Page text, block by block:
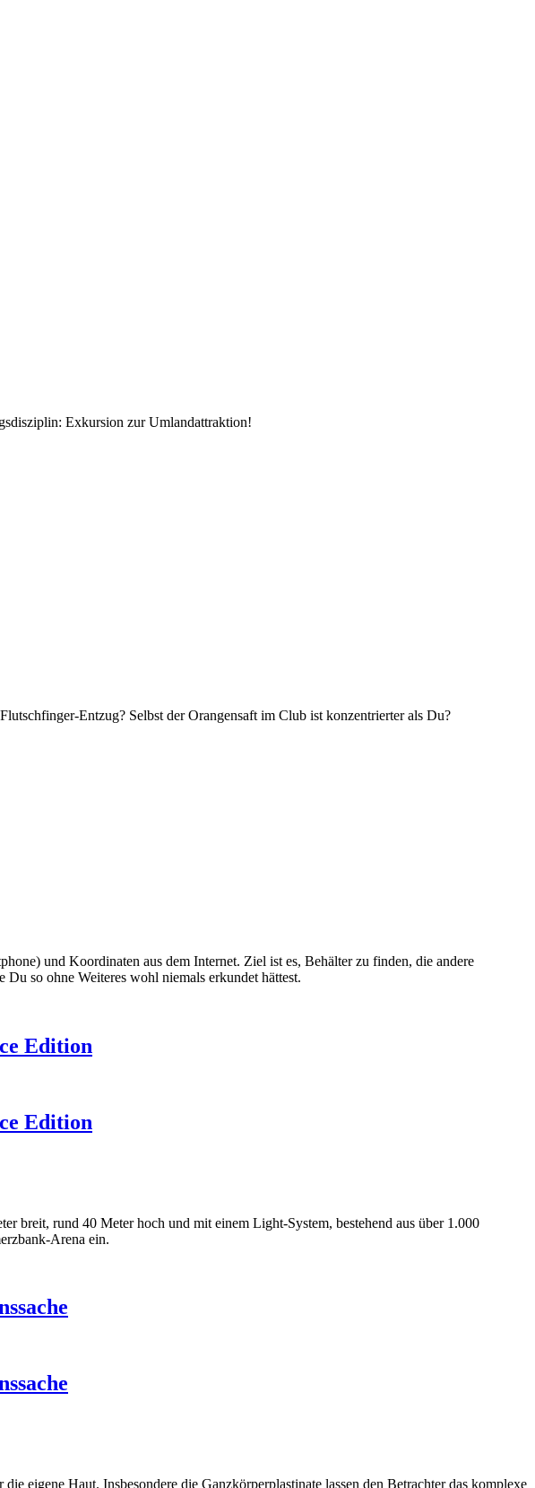
Exkursion zur Umlandattraktion!
Entzug? Selbst der Orangensaft im Club ist konzentrierter als Du?
und Koordinaten aus dem Internet. Ziel ist es, Behälter zu finden, die andere
so ohne Weiteres wohl niemals erkundet hättest.
Edition
Edition
breit, rund 40 Meter hoch und mit einem Light-System, bestehend aus über 1.000
Arena ein.
eigene Haut. Insbesondere die Ganzkörperplastinate lassen den Betrachter das komplexe